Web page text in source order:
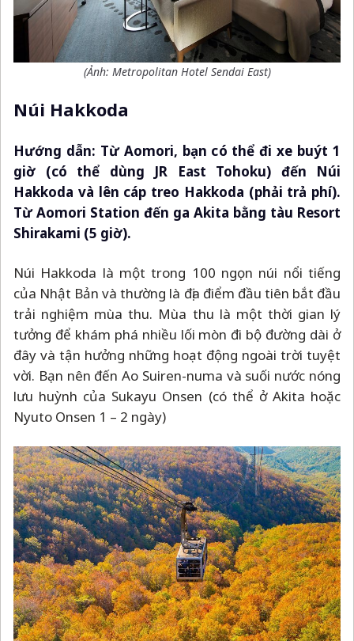
(Ảnh: Metropolitan Hotel Sendai East)
Núi Hakkoda
Hướng dẫn: Từ Aomori, bạn có thể đi xe buýt 1
giờ (có thể dùng JR East Tohoku) đến Núi
Hakkoda và lên cáp treo Hakkoda (phải trả phí).
Từ Aomori Station đến ga Akita bằng tàu Resort
Shirakami (5 giờ).
Núi Hakkoda là một trong 100 ngọn núi nổi tiếng
của Nhật Bản và thường là địa điểm đầu tiên bắt đầu
trải nghiệm mùa thu. Mùa thu là một thời gian lý
tưởng để khám phá nhiều lối mòn đi bộ đường dài ở
đây và tận hưởng những hoạt động ngoài trời tuyệt
vời. Bạn nên đến Ao Suiren-numa và suối nước nóng
lưu huỳnh của Sukayu Onsen (có thể ở Akita hoặc
Nyuto Onsen 1 – 2 ngày)